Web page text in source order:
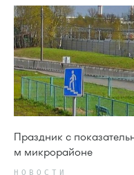
Праздник с
м микрорайоне
НОВОСТИ